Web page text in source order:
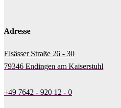
Adresse
Elsässer Straße 26 - 30
79346 Endingen am Kaiserstuhl
+49 7642 - 920 12 - 0